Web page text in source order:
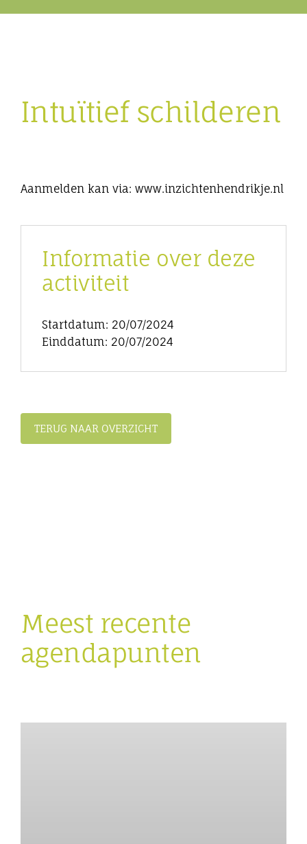
Eibergen onderneemt
Winkels
Intuïtief schilderen
Aanmelden kan via: www.inzichtenhendrikje.nl
Informatie over deze
activiteit
Startdatum: 20/07/2024
Einddatum: 20/07/2024
TERUG NAAR OVERZICHT
Meest recente
agendapunten